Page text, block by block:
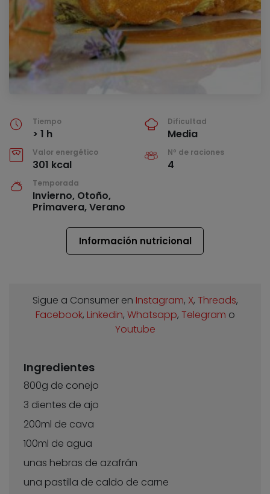
Tiempo
> 1 h
Dificultad
Media
Valor energético
301 kcal
Nº de raciones
4
Temporada
Invierno, Otoño,
Primavera, Verano
Información nutricional
Sigue a Consumer en Instagram, X, Threads,
Facebook, Linkedin, Whatsapp, Telegram o
Youtube
Ingredientes
800g de conejo
3 dientes de ajo
200ml de cava
100ml de agua
unas hebras de azafrán
una pastilla de caldo de carne